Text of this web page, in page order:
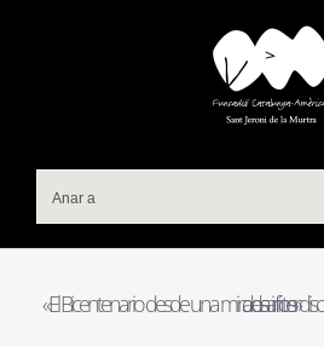
Anar a
«El Bicentenario desde una mirada interdisciplinaria. Legados, conflictos y desafíos»